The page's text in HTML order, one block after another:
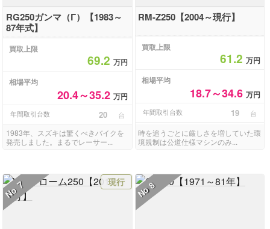
RG250ガンマ（Γ）【1983～
87年式】
買取上限
69.2万円
相場平均
20.4～35.2万円
年間取引台数 20 台
1983年、スズキは驚くべきバイクを
発売しました。まるでレーサー...
RM-Z250【2004～現行】
買取上限
61.2 万円
相場平均
18.7～34.6 万円
年間取引台数 19 台
時を追うごとに厳しさを増していた環
境規制は公道仕様マシンのみ...
No
7 現行
No8